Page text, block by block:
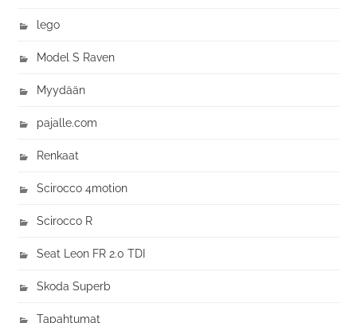
lego
Model S Raven
Myydään
pajalle.com
Renkaat
Scirocco 4motion
Scirocco R
Seat Leon FR 2.0 TDI
Skoda Superb
Tapahtumat